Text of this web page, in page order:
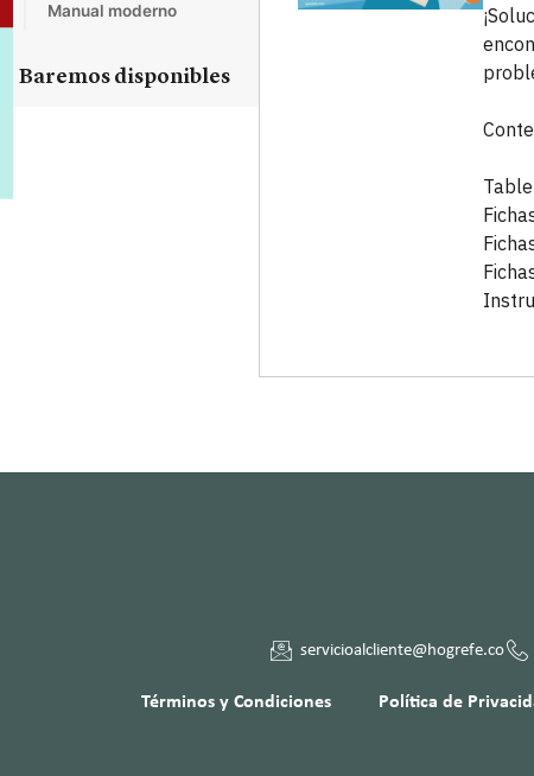
Manual moderno
Baremos disponibles
servicioalcliente@hogrefe.co
Términos y Condiciones Política de